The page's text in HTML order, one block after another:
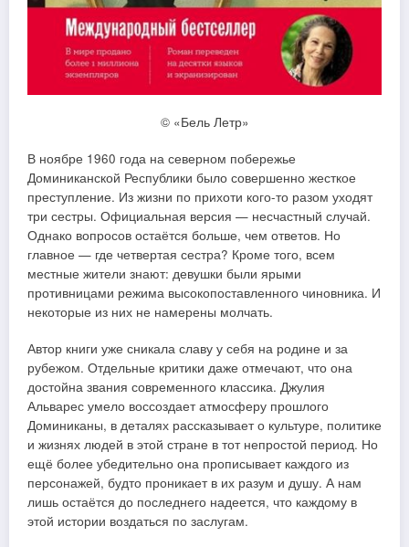
© «Бель Летр»
В ноябре 1960 года на северном побережье
Доминиканской Республики было совершенно жесткое
преступление. Из жизни по прихоти кого-то разом уходят
три сестры. Официальная версия — несчастный случай.
Однако вопросов остаётся больше, чем ответов. Но
главное — где четвертая сестра? Кроме того, всем
местные жители знают: девушки были ярыми
противницами режима высокопоставленного чиновника. И
некоторые из них не намерены молчать.
Автор книги уже сникала славу у себя на родине и за
рубежом. Отдельные критики даже отмечают, что она
достойна звания современного классика. Джулия
Альварес умело воссоздает атмосферу прошлого
Доминиканы, в деталях рассказывает о культуре, политике
и жизнях людей в этой стране в тот непростой период. Но
ещё более убедительно она прописывает каждого из
персонажей, будто проникает в их разум и душу. А нам
лишь остаётся до последнего надеется, что каждому в
этой истории воздаться по заслугам.